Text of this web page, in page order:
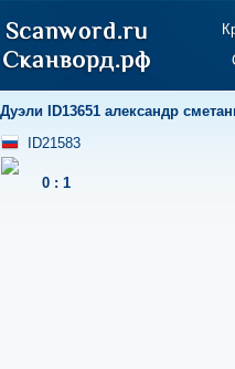
Дуэли ID13651 александр
ID21583
0 : 1